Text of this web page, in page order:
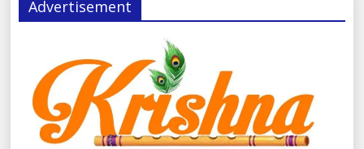
Advertisement